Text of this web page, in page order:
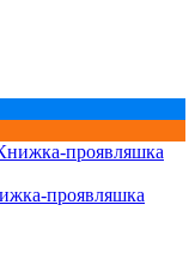
проявляшка